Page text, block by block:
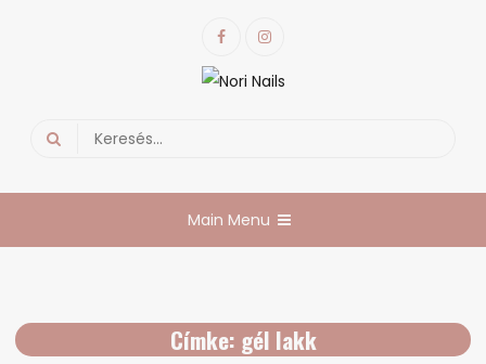
FacebookInstagram
Nori Nails
Search
Main Menu
Címke: gél lakk